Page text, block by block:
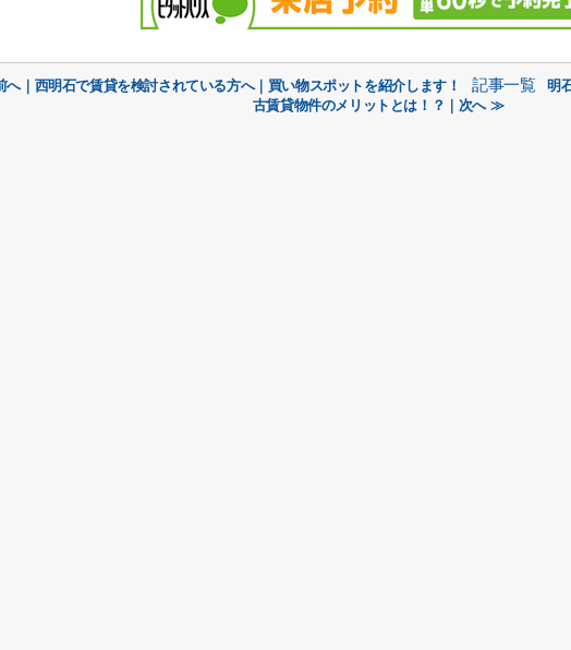
｜西明石で賃貸を検討されている方へ｜買い物スポットを紹介します！ 記事一覧
明
古賃貸物件のメリットとは！？｜次へ ≫